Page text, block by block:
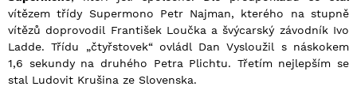
vítězem třídy Supermono Petr Najman, kterého na stupně
vítězů doprovodil František Loučka a švýcarský závodník Ivo
Ladde. Třídu „čtyřstovek“ ovládl Dan Vysloužil s náskokem
1,6 sekundy na druhého Petra Plichtu. Třetím nejlepším se
stal Ludovit Krušina ze Slovenska.